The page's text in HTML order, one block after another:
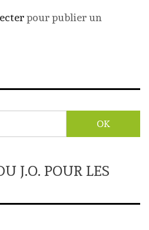
pour publier un
J.O. POUR LES